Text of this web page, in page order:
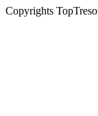
Copyrights